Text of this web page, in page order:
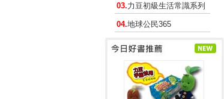
03.力豆初級生活常識系列
04.地球公民365